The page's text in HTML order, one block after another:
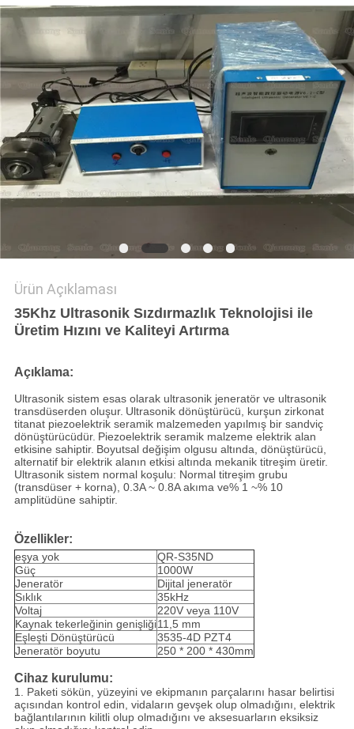
GIZLILIK
POLITIKASI
Ürün Açıklaması
35Khz Ultrasonik Sızdırmazlık Teknolojisi ile
Üretim Hızını ve Kaliteyi Artırma
Açıklama:
Ultrasonik sistem esas olarak ultrasonik jeneratör ve ultrasonik
transdüserden oluşur. Ultrasonik dönüştürücü, kurşun zirkonat
titanat piezoelektrik seramik malzemeden yapılmış bir sandviç
dönüştürücüdür. Piezoelektrik seramik malzeme elektrik alan
etkisine sahiptir. Boyutsal değişim olgusu altında, dönüştürücü,
alternatif bir elektrik alanın etkisi altında mekanik titreşim üretir.
Ultrasonik sistem normal koşulu: Normal titreşim grubu
(transdüser + korna), 0.3A ~ 0.8A akıma ve% 1 ~% 10
amplitüdüne sahiptir.
Özellikler:
eşya yok
QR-S35ND
Güç
1000W
Jeneratör
Dijital jeneratör
Sıklık
35kHz
Voltaj
220V veya 110V
Kaynak tekerleğinin genişliği11,5 mm
Eşleşti Dönüştürücü
3535-4D PZT4
Jeneratör boyutu
250 * 200 * 430mm
Cihaz kurulumu:
1. Paketi sökün, yüzeyini ve ekipmanın parçalarını hasar belirtisi
açısından kontrol edin, vidaların gevşek olup olmadığını, elektrik
bağlantılarının kilitli olup olmadığını ve aksesuarların eksiksiz